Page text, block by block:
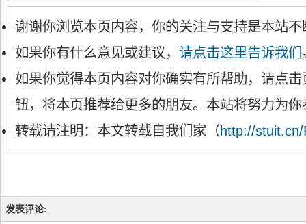
谢谢你浏览本页内容，你的关注与支持是本站
如果你有什么意见或建议， 请点击这里告诉我们
如果你觉得本页内容对你确实有所帮助，请点
钮，将本页推荐给更多的朋友。本站将努力为
转载请注明：本文转载自我们家（ http://
发表评论: